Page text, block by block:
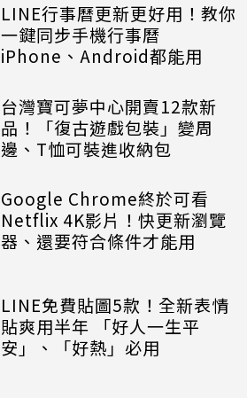
LINE行事曆更新更好用！教你
一鍵同步手機行事曆
iPhone、Android都能用
台灣寶可夢中心開賣12款新
品！「復古遊戲包裝」變周
邊、T恤可裝進收納包
Google Chrome終於可看
Netflix 4K影片！快更新瀏覽
器、還要符合條件才能用
LINE免費貼圖5款！全新表情
貼爽用半年 「好人一生平
安」、「好熱」必用